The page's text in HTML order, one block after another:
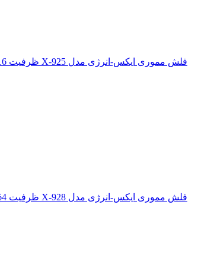
فلش مموری ایکس-انرژی مدل X-925 ظرفیت 16 گیگابایت
فلش مموری ایکس-انرژی مدل X-928 ظرفیت 64 گیگابایت